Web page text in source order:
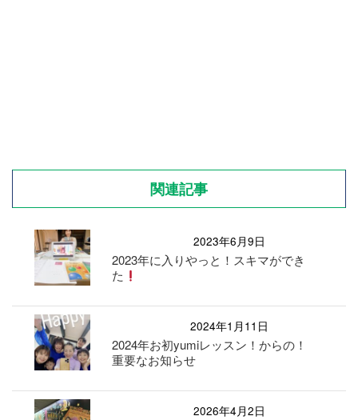
関連記事
2023年6月9日
2023年に入りやっと！スキマができ
た
2024年1月11日
2024年お初yumiレッスン！からの！
重要なお知らせ
2026年4月2日